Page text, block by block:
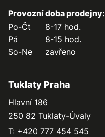
Provozní doba prodejny:
Po-Čt
8-17 hod.
Pá
8-15 hod.
So-Ne
zavřeno
Tuklaty Praha
Hlavní 186
250 82 Tuklaty-Úvaly
T: +420 777 454 545